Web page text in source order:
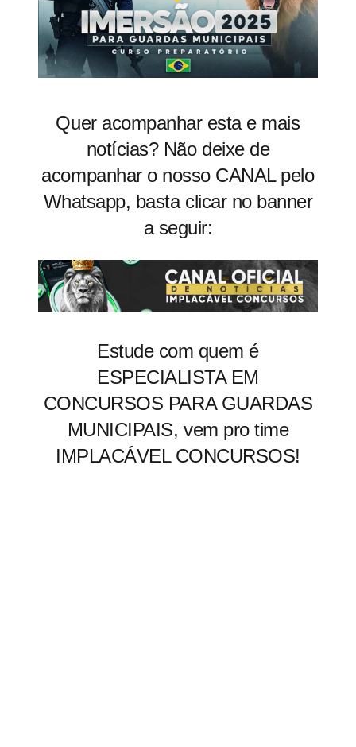
Quer acompanhar esta e mais
notícias? Não deixe de
acompanhar o nosso CANAL pelo
Whatsapp, basta clicar no banner
a seguir:
Estude com quem é
ESPECIALISTA EM
CONCURSOS PARA GUARDAS
MUNICIPAIS, vem pro time
IMPLACÁVEL CONCURSOS!